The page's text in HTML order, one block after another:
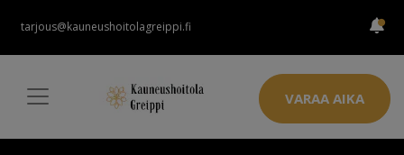
tarjous@kauneushoitolagreippi.fi
VARAA AIKA